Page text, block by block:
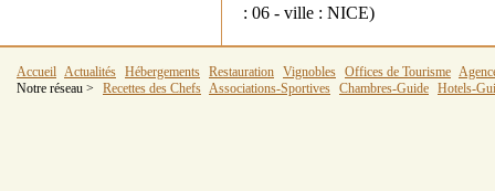
: 06 - ville : NICE)
Accueil Actualités Hébergements Restauration Vignobles Offices de Tourisme
Notre réseau >
Recettes des Chefs Associations-Sportives Chambres-Guide Hotels-